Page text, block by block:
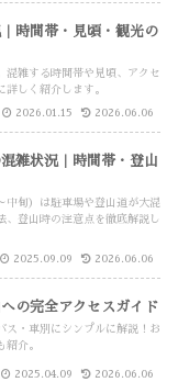
時間帯・見頃・観光の
混雑する時間帯や見頃、アクセ
詳しく紹介します。
2026.01.15 2026.06.06
雑状況｜時間帯・登山
中旬）は駐車場や登山道が大混
、登山時の注意点を徹底解説し
2025.09.09 2026.06.06
の完全アクセスガイド
ス・車別にシンプルに解説！お
介。
2025.04.09 2026.06.06